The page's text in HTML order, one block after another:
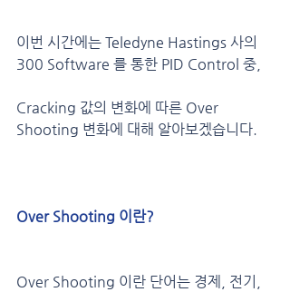
이번 시간에는 Teledyne Hastings 사의
300 Software 를 통한 PID Control 중,
Cracking 값의 변화에 따른 Over
Shooting 변화에 대해 알아보겠습니다.
Over Shooting 이란?
Over Shooting 이란 단어는 경제, 전기,